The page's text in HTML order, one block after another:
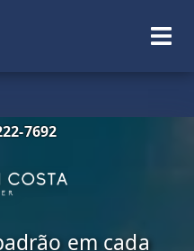
7692
em cada